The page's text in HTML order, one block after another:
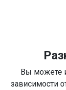
Вы можете
зависимости